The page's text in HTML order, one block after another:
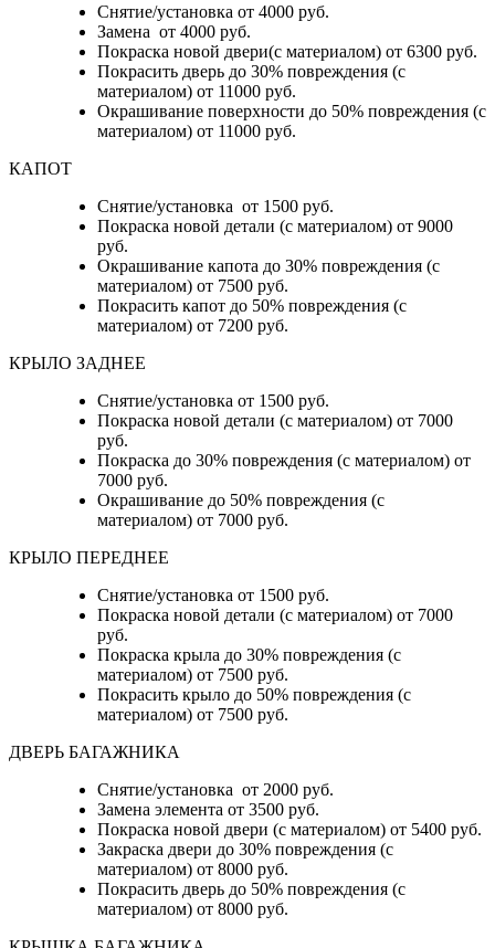
Снятие/установка от 4000 руб.
Замена от 4000 руб.
Покраска новой двери(с материалом) от 6300 руб.
Покрасить дверь до 30% повреждения (с
материалом) от 11000 руб.
Окрашивание поверхности до 50% повреждения (с
материалом) от 11000 руб.
КАПОТ
Снятие/установка от 1500 руб.
Покраска новой детали (с материалом) от 9000
руб.
Окрашивание капота до 30% повреждения (с
материалом) от 7500 руб.
Покрасить капот до 50% повреждения (с
материалом) от 7200 руб.
КРЫЛО ЗАДНЕЕ
Снятие/установка от 1500 руб.
Покраска новой детали (с материалом) от 7000
руб.
Покраска до 30% повреждения (с материалом) от
7000 руб.
Окрашивание до 50% повреждения (с
материалом) от 7000 руб.
КРЫЛО ПЕРЕДНЕЕ
Снятие/установка от 1500 руб.
Покраска новой детали (с материалом) от 7000
руб.
Покраска крыла до 30% повреждения (с
материалом) от 7500 руб.
Покрасить крыло до 50% повреждения (с
материалом) от 7500 руб.
ДВЕРЬ БАГАЖНИКА
Снятие/установка от 2000 руб.
Замена элемента от 3500 руб.
Покраска новой двери (с материалом) от 5400 руб.
Закраска двери до 30% повреждения (с
материалом) от 8000 руб.
Покрасить дверь до 50% повреждения (с
материалом) от 8000 руб.